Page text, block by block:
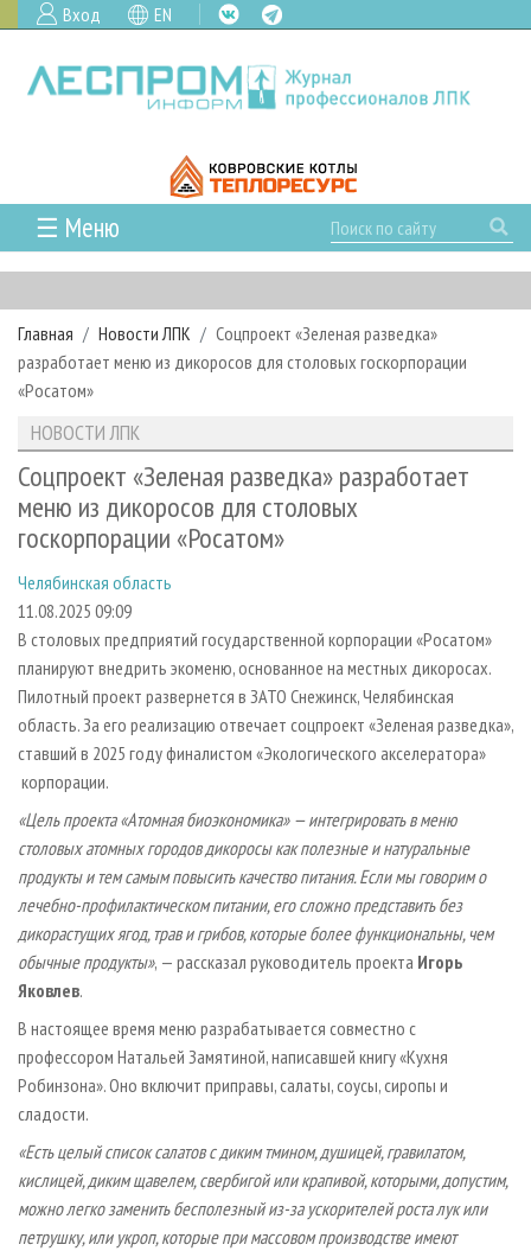
Вход EN
☰ Меню
ГЛАВНАЯ
РУБРИКИ И ТЕМЫ
РУБРИКИ ЖУРНАЛА
ЛЕСНОЕ ХОЗЯЙСТВО
ЛЕСОЗАГОТОВКА
ЛЕСОПИЛЕНИЕ
ДЕРЕВООБРАБОТКА
СУШКА ДРЕВЕСИНЫ
ПРОИЗВОДСТВО ДРЕВЕСНЫХ ПЛИТ
ДЕРЕВЯННОЕ ДОМОСТРОЕНИЕ
ПРОИЗВОДСТВО МЕБЕЛИ
БИОЭНЕРГЕТИКА
ЦБП
ИНСТРУМЕНТ И МАТЕРИАЛЫ
НОВОСТИ
КАЛЕНДАРЬ СОБЫТИЙ
НОВОСТИ ЛПК
НОВОСТИ ЖУРНАЛА
НОВОСТИ КОМПАНИЙ
ПРОЕКТЫ ЛПИ
АНАЛИТИКА
ПРЕДПРИЯТИЯ ЛПК
ЛЕСНЫЕ РЕГИОНЫ РОССИИ
ПЕРСОНЫ
МОБИЛЬНЫЕ ВЫСТАВКИ
ОФИЦИАЛЬНЫЕ ДЕЛЕГАЦИИ
ПРИОРИТЕТНЫЕ ИНВЕСТПРОЕКТЫ
RUSSIAN FORESTRY REVIEW
ГАЗЕТА ЛЕСПРОМФОРУМ
БИБЛИОТЕКА СПЕЦИАЛИСТА
АРХИВ
АРХИВ ЖУРНАЛОВ
СТАТЬИ
О ЖУРНАЛЕ
ПОДПИСКА
КОНТАКТЫ
РЕКЛАМОДАТЕЛЯМ
РЕКЛАМА
РЕКЛАМА НА САЙТЕ
Главная Новости ЛПК
Соцпроект «Зеленая разведка»
разработает меню из дикоросов для столовых госкорпорации
«Росатом»
НОВОСТИ ЛПК
Соцпроект «Зеленая разведка» разработает
меню из дикоросов для столовых
госкорпорации «Росатом»
Челябинская область
11.08.2025 09:09
В столовых предприятий государственной корпорации «Росатом»
планируют внедрить экоменю, основанное на местных дикоросах.
Пилотный проект развернется в ЗАТО Снежинск, Челябинская
область. За его реализацию отвечает соцпроект «Зеленая разведка»,
ставший в 2025 году финалистом «Экологического акселератора»
корпорации.
«Цель проекта «Атомная биоэкономика» — интегрировать в меню
столовых атомных городов дикоросы как полезные и натуральные
продукты и тем самым повысить качество питания. Если мы говорим о
лечебно-профилактическом питании, его сложно представить без
дикорастущих ягод, трав и грибов, которые более функциональны, чем
обычные продукты», — рассказал руководитель проекта Игорь
Яковлев.
В настоящее время меню разрабатывается совместно с
профессором Натальей Замятиной, написавшей книгу «Кухня
Робинзона». Оно включит приправы, салаты, соусы, сиропы и
сладости.
«Есть целый список салатов с диким тмином, душицей, гравилатом,
кислицей, диким щавелем, свербигой или крапивой, которыми, допустим,
можно легко заменить бесполезный из-за ускорителей роста лук или
петрушку, или укроп, которые при массовом производстве имеют